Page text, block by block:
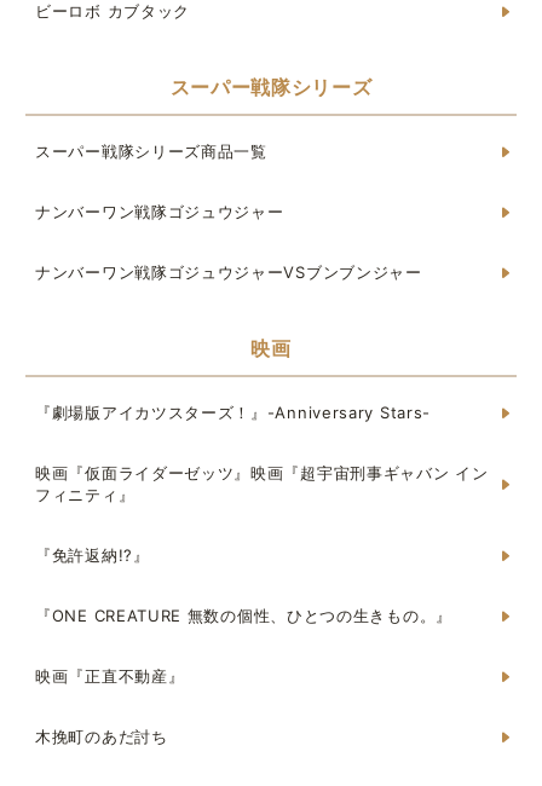
ビーロボ カブタック
スーパー戦隊シリーズ
スーパー戦隊シリーズ商品一覧
ナンバーワン戦隊ゴジュウジャー
ナンバーワン戦隊ゴジュウジャーVSブンブンジャー
映画
『劇場版アイカツスターズ！』-Anniversary Stars-
映画『仮面ライダーゼッツ』映画『超宇宙刑事ギャバン イン
フィニティ』
『免許返納!?』
『ONE CREATURE 無数の個性、ひとつの生きもの。』
映画『正直不動産』
木挽町のあだ討ち